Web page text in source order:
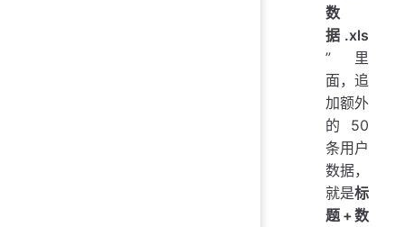
数
据.xls
”里
面，追
加额外
的 50
条用户
数据，
就是标
题+数